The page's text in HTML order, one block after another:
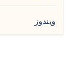
ويندوز